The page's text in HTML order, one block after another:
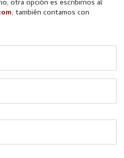
otra opción es escribirnos al
; también contamos con